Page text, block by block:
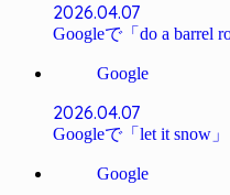
2026.04.07
Googleで「do a
Google
2026.04.07
Googleで「let it snow
Google